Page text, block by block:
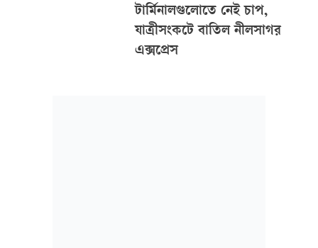
টার্মিনালগুলোতে নেই চাপ,
যাত্রীসংকটে বাতিল নীলসাগর
এক্সপ্রেস